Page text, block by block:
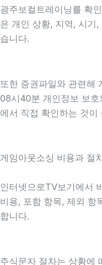
광주보컬트레이닝를 확
은 개인 상황, 지역, 시기
습니다.
또한 증권파일와 관련해
08시40분 개인정보 보
에서 직접 확인하는 것이
게임아웃소싱 비용과 절
인터넷으로TV보기에서
비용, 포함 항목, 제외 항
합니다.
주식문자 절차는 상황에